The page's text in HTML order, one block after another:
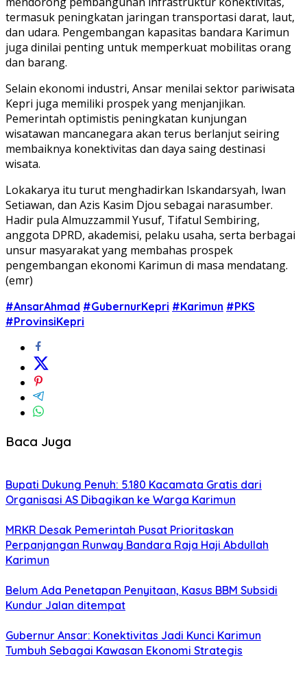
termasuk peningkatan jaringan transportasi darat, laut,
dan udara. Pengembangan kapasitas bandara Karimun
juga dinilai penting untuk memperkuat mobilitas orang
dan barang.
Selain ekonomi industri, Ansar menilai sektor pariwisata
Kepri juga memiliki prospek yang menjanjikan.
Pemerintah optimistis peningkatan kunjungan
wisatawan mancanegara akan terus berlanjut seiring
membaiknya konektivitas dan daya saing destinasi
wisata.
Lokakarya itu turut menghadirkan Iskandarsyah, Iwan
Setiawan, dan Azis Kasim Djou sebagai narasumber.
Hadir pula Almuzzammil Yusuf, Tifatul Sembiring,
anggota DPRD, akademisi, pelaku usaha, serta berbagai
unsur masyarakat yang membahas prospek
pengembangan ekonomi Karimun di masa mendatang.
(emr)
#AnsarAhmad #GubernurKepri #Karimun #PKS
#ProvinsiKepri
Baca Juga
Bupati Dukung Penuh: 5.180 Kacamata Gratis dari
Organisasi AS Dibagikan ke Warga Karimun
MRKR Desak Pemerintah Pusat Prioritaskan
Perpanjangan Runway Bandara Raja Haji Abdullah
Karimun
Belum Ada Penetapan Penyitaan, Kasus BBM Subsidi
Kundur Jalan ditempat
Gubernur Ansar: Konektivitas Jadi Kunci Karimun
Tumbuh Sebagai Kawasan Ekonomi Strategis